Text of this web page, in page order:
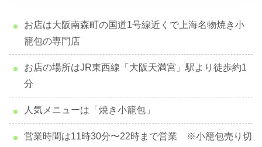
お店は大阪南森町の国道1号線近くで上海名物焼き小
籠包の専門店
お店の場所はJR東西線「大阪天満宮」駅より徒歩約1
分
人気メニューは「焼き小籠包」
営業時間は11時30分〜22時まで営業 ※小籠包売り切